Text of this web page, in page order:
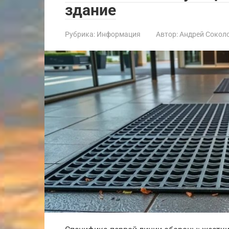
здание
Рубрика: Информация Автор: Андрей